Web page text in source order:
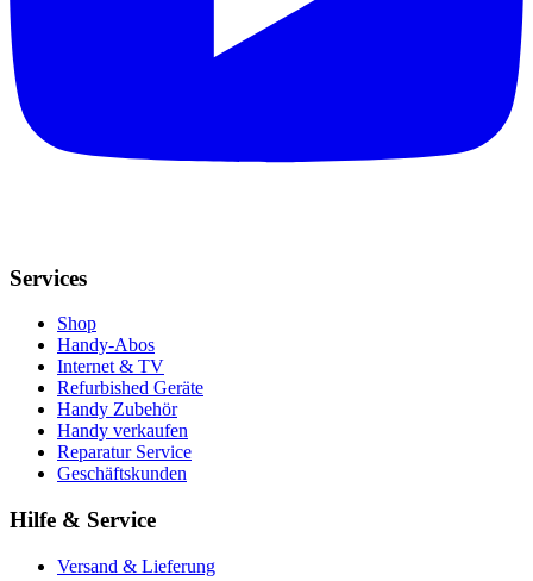
Services
Shop
Handy-Abos
Internet & TV
Refurbished Geräte
Handy Zubehör
Handy verkaufen
Reparatur Service
Geschäftskunden
Hilfe & Service
Versand & Lieferung